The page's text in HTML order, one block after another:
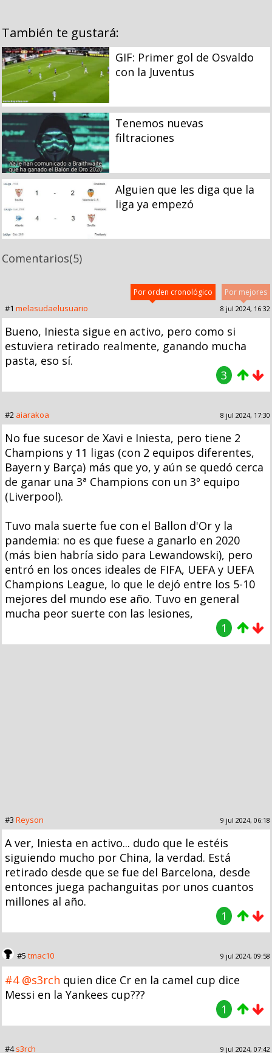
También te gustará:
GIF: Primer gol de Osvaldo
con la Juventus
Tenemos nuevas
filtraciones
Alguien que les diga que la
liga ya empezó
Comentarios(5)
Por mejores
Por orden cronológico
#1 melasudaelusuario 8 jul 2024, 16:32
Bueno, Iniesta sigue en activo, pero como si
estuviera retirado realmente, ganando mucha
pasta, eso sí.
3
#2 aiarakoa 8 jul 2024, 17:30
No fue sucesor de Xavi e Iniesta, pero tiene 2
Champions y 11 ligas (con 2 equipos diferentes,
Bayern y Barça) más que yo, y aún se quedó cerca
de ganar una 3ª Champions con un 3º equipo
(Liverpool).
Tuvo mala suerte fue con el Ballon d'Or y la
pandemia: no es que fuese a ganarlo en 2020
(más bien habría sido para Lewandowski), pero
entró en los onces ideales de FIFA, UEFA y UEFA
Champions League, lo que le dejó entre los 5-10
mejores del mundo ese año. Tuvo en general
mucha peor suerte con las lesiones,
1
#3 Reyson 9 jul 2024, 06:18
A ver, Iniesta en activo... dudo que le estéis
siguiendo mucho por China, la verdad. Está
retirado desde que se fue del Barcelona, desde
entonces juega pachanguitas por unos cuantos
millones al año.
1
#5 tmac10 9 jul 2024, 09:58
#4 @s3rch quien dice Cr en la camel cup dice
Messi en la Yankees cup???
1
#4s3rch 9 jul 2024, 07:42